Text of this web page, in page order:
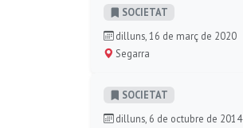
SOCIETAT
dilluns, 16 de març de 2020
Segarra
SOCIETAT
dilluns, 6 de octubre de 2014